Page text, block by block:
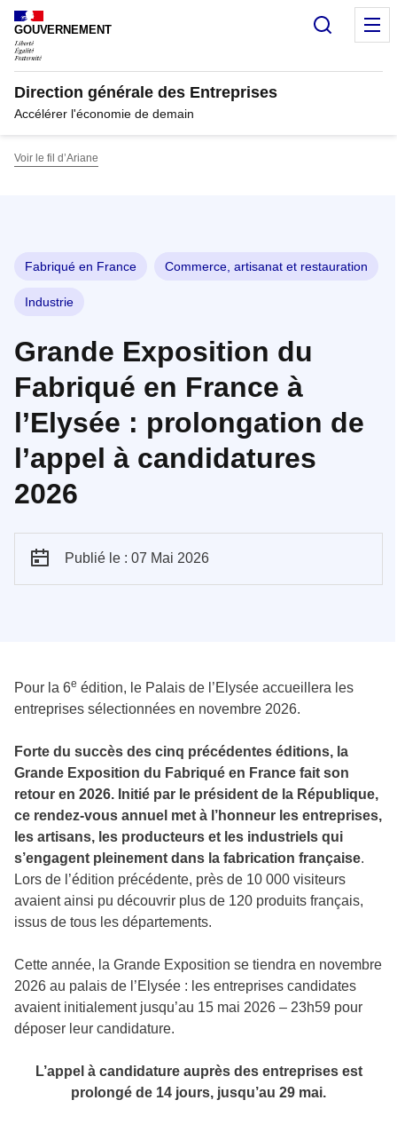
Panneau de gestion des cookies
GOUVERNEMENT
Direction générale des Entreprises
Accélérer l'économie de demain
Voir le fil d’Ariane
Fabriqué en France Commerce, artisanat et restauration
Industrie
Grande Exposition du
Fabriqué en France à
l’Elysée : prolongation de
l’appel à candidatures
2026
Publié le : 07 Mai 2026
Pour la 6e édition, le Palais de l’Elysée accueillera les
entreprises sélectionnées en novembre 2026.
Forte du succès des cinq précédentes éditions, la
Grande Exposition du Fabriqué en France fait son
retour en 2026. Initié par le président de la République,
ce rendez-vous annuel met à l’honneur les entreprises,
les artisans, les producteurs et les industriels qui
s’engagent pleinement dans la fabrication française.
Lors de l’édition précédente, près de 10 000 visiteurs
avaient ainsi pu découvrir plus de 120 produits français,
issus de tous les départements.
Cette année, la Grande Exposition se tiendra en novembre
2026 au palais de l’Elysée : les entreprises candidates
avaient initialement jusqu’au 15 mai 2026 – 23h59 pour
déposer leur candidature.
L’appel à candidature auprès des entreprises est
prolongé de 14 jours, jusqu’au 29 mai.